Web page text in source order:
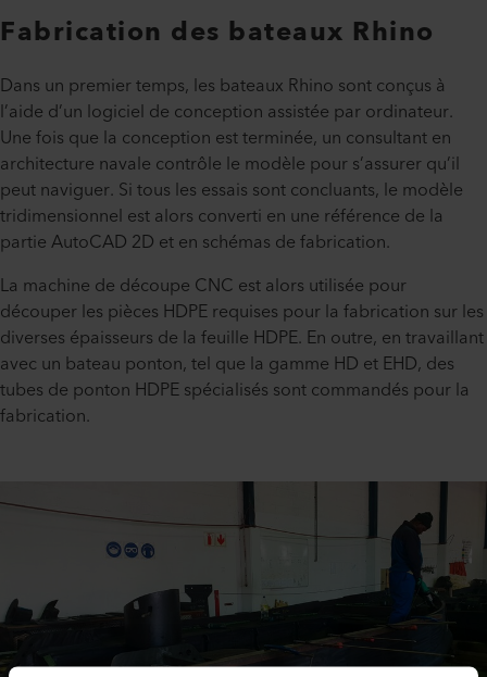
Fabrication des bateaux Rhino
Dans un premier temps, les bateaux Rhino sont conçus à
l’aide d’un logiciel de conception assistée par ordinateur.
Une fois que la conception est terminée, un consultant en
architecture navale contrôle le modèle pour s’assurer qu’il
peut naviguer. Si tous les essais sont concluants, le modèle
tridimensionnel est alors converti en une référence de la
partie AutoCAD 2D et en schémas de fabrication.
La machine de découpe CNC est alors utilisée pour
découper les pièces HDPE requises pour la fabrication sur les
diverses épaisseurs de la feuille HDPE. En outre, en travaillant
avec un bateau ponton, tel que la gamme HD et EHD, des
tubes de ponton HDPE spécialisés sont commandés pour la
fabrication.